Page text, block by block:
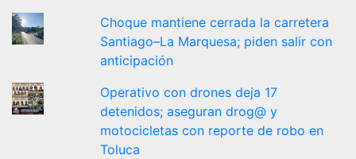
Choque mantiene cerrada la carretera
Santiago–La Marquesa; piden salir con
anticipación
Operativo con drones deja 17
detenidos; aseguran drog@ y
motocicletas con reporte de robo en
Toluca